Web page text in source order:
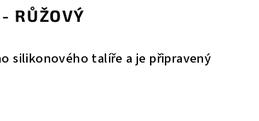
RŮŽOVÝ
silikonového talíře a je připravený